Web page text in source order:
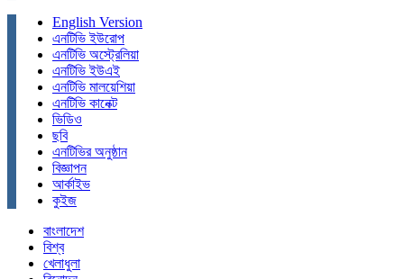
English Version
এনটিভি ইউরোপ
এনটিভি অস্ট্রেলিয়া
এনটিভি ইউএই
এনটিভি মালয়েশিয়া
এনটিভি কানেক্ট
ভিডিও
ছবি
এনটিভির অনুষ্ঠান
বিজ্ঞাপন
আর্কাইভ
কুইজ
বাংলাদেশ
বিশ্ব
খেলাধুলা